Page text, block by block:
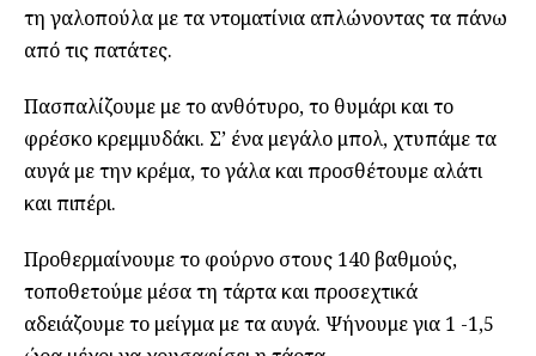
τη γαλοπούλα με τα ντοματίνια απλώνοντας τα πάνω
από τις πατάτες.
Πασπαλίζουμε με το ανθότυρο, το θυμάρι και το
φρέσκο κρεμμυδάκι. Σ’ ένα μεγάλο μπολ, χτυπάμε τα
αυγά με την κρέμα, το γάλα και προσθέτουμε αλάτι
και πιπέρι.
Προθερμαίνουμε το φούρνο στους 140 βαθμούς,
τοποθετούμε μέσα τη τάρτα και προσεχτικά
αδειάζουμε το μείγμα με τα αυγά. Ψήνουμε για 1 -1,5